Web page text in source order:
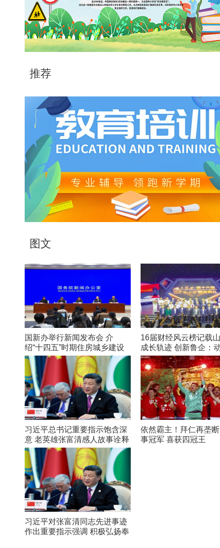
推荐
图文
国新办举行新闻发布会 介
绍“十四五”时期住房城乡建设
高质量发展成就
16届财经风云榜记载
成长轨迹 创新鲁企：
在路上
习近平总书记重要指示饱含深
意 老英雄张富清感人故事诠释
初心
依然霸主！拜仁再垄
事冠军 喜获四冠王
习近平对张富清同志先进事迹
作出重要指示强调 积极弘扬奉